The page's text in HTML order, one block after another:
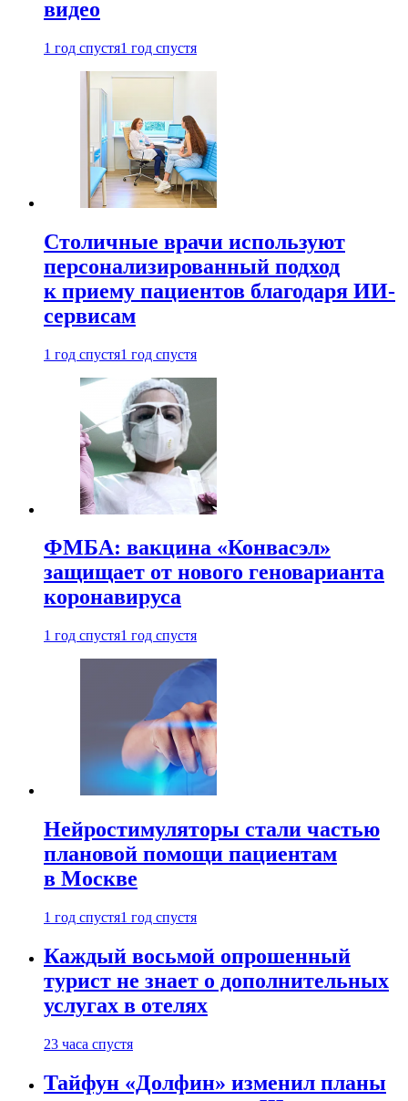
видео
1 год спустя1 год спустя
Столичные врачи используют
персонализированный подход
к приему пациентов благодаря ИИ-
сервисам
1 год спустя1 год спустя
ФМБА: вакцина «Конвасэл»
защищает от нового геноварианта
коронавируса
1 год спустя1 год спустя
Нейростимуляторы стали частью
плановой помощи пациентам
в Москве
1 год спустя1 год спустя
Каждый восьмой опрошенный
турист не знает о дополнительных
услугах в отелях
23 часа спустя
Тайфун «Долфин» изменил планы